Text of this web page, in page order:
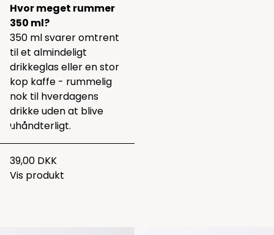
Hvor meget rummer
350 ml?
350 ml svarer omtrent
til et almindeligt
drikkeglas eller en stor
kop kaffe - rummelig
nok til hverdagens
drikke uden at blive
uhåndterligt.
39,00 DKK
Vis produkt